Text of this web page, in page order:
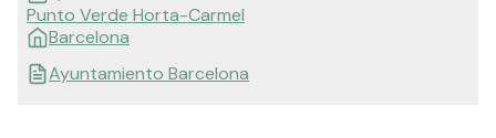
Punto Verde Horta-Carmel
Barcelona
Ayuntamiento Barcelona